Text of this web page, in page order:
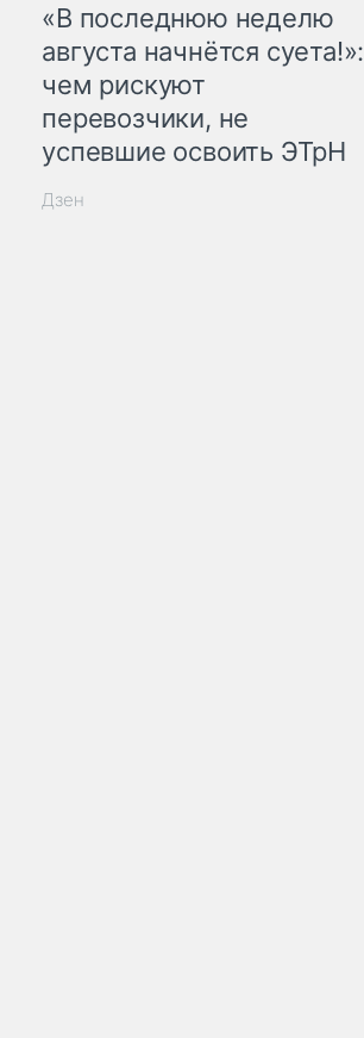
«В последнюю неделю
августа начнётся суета!»:
чем рискуют
перевозчики, не
успевшие освоить ЭТрН
Дзен